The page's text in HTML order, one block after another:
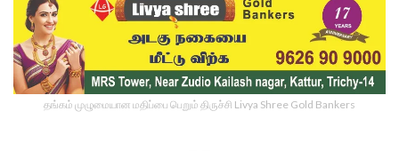
தங்கம் முழுமையான மதிப்பை பெறும் திருச்சி Livya Shree Gold Bankers